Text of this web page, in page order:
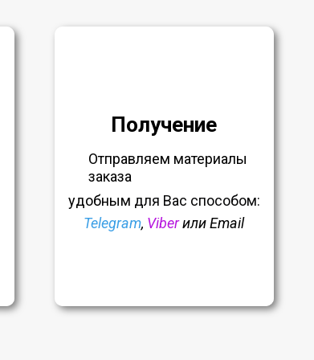
Получение
Отправляем материалы
заказа
удобным для Вас способом:
Telegram, Viberили Email